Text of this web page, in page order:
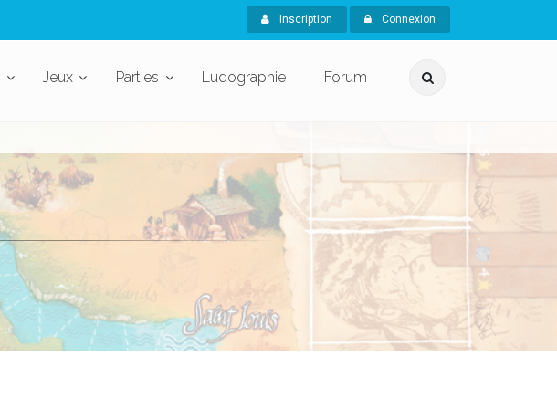
Inscription Connexion
Jeux Parties Ludographie Forum